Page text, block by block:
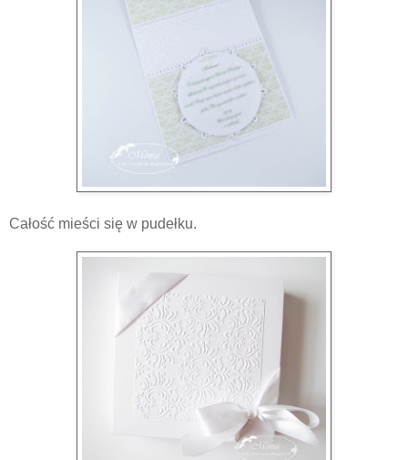
Całość mieści się w pudełku.